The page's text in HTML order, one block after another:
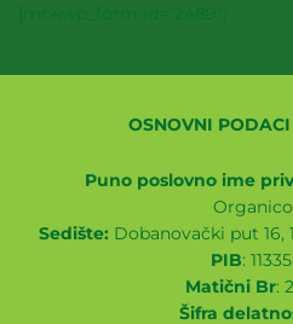
[mc4wp_form id="2489"]
OSNOVNI
Puno poslovno ime
Sedište: Dobanovački put 16,
PIB:
Matični Br:
Šifra